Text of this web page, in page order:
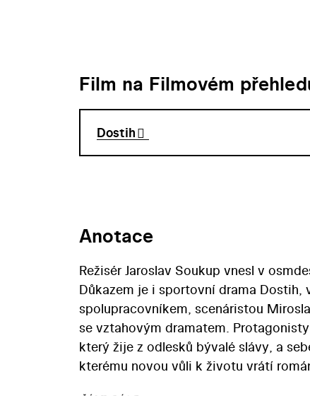
Film na Filmovém
Dostih
Anotace
Režisér Jaroslav Soukup vnesl v
Důkazem je i sportovní drama Dostih,
spolupracovníkem, scenáristou
se vztahovým dramatem.
který žije z odlesků bývalé slávy, a
kterému novou vůli k životu vrátí